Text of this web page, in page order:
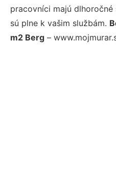
pracovníci majú
sú plne k vašim službám.
m2 Berg –